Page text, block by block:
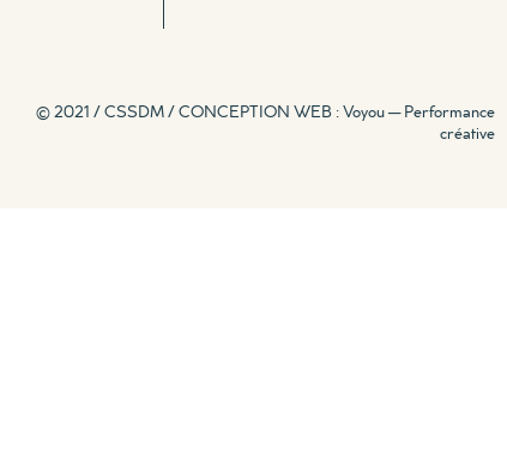
© 2021 / CSSDM /CONCEPTION WEB : Voyou — Performance
créative